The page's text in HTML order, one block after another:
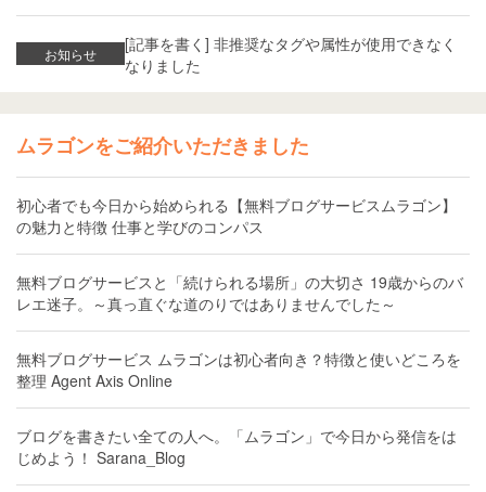
お知らせ
[記事を書く] 非推奨なタグや属性が使用できなく
なりました
ムラゴンをご紹介いただきました
初心者でも今日から始められる【無料ブログサービスムラゴン】
の魅力と特徴 仕事と学びのコンパス
無料ブログサービスと「続けられる場所」の大切さ 19歳からのバ
レエ迷子。～真っ直ぐな道のりではありませんでした～
無料ブログサービス ムラゴンは初心者向き？特徴と使いどころを
整理 Agent Axis Online
ブログを書きたい全ての人へ。「ムラゴン」で今日から発信をは
じめよう！ Sarana_Blog